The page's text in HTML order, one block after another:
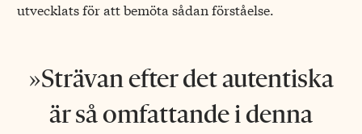
utvecklats för att bemöta sådan förståelse.
Strävan efter det autentiska
är så omfattande i denna